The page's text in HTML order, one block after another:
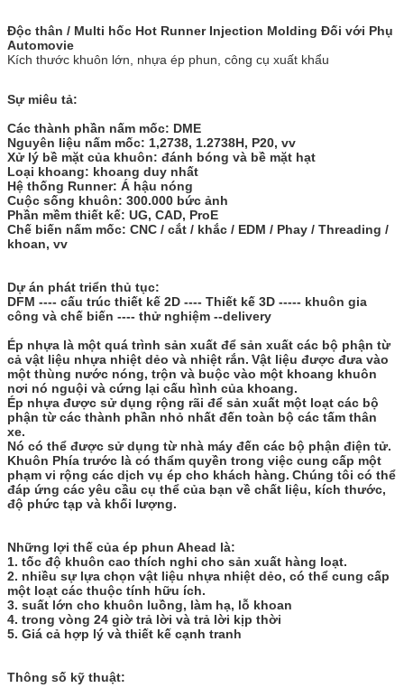
Độc thân / Multi hốc Hot Runner Injection Molding Đối với Phụ
Automovie
Kích thước khuôn lớn, nhựa ép phun, công cụ xuất khẩu
Sự miêu tả:
Các thành phần nấm mốc: DME
Nguyên liệu nấm mốc: 1,2738, 1.2738H, P20, vv
Xử lý bề mặt của khuôn: đánh bóng và bề mặt hạt
Loại khoang: khoang duy nhất
Hệ thống Runner: Á hậu nóng
Cuộc sống khuôn: 300.000 bức ảnh
Phần mềm thiết kế: UG, CAD, ProE
Chế biến nấm mốc: CNC / cắt / khắc / EDM / Phay / Threading /
khoan, vv
Dự án phát triển thủ tục:
DFM ---- cấu trúc thiết kế 2D ---- Thiết kế 3D ----- khuôn gia
công và chế biến ---- thử nghiệm --delivery
Ép nhựa là một quá trình sản xuất để sản xuất các bộ phận từ
cả vật liệu nhựa nhiệt dẻo và nhiệt rắn. Vật liệu được đưa vào
một thùng nước nóng, trộn và buộc vào một khoang khuôn
nơi nó nguội và cứng lại cấu hình của khoang.
Ép nhựa được sử dụng rộng rãi để sản xuất một loạt các bộ
phận từ các thành phần nhỏ nhất đến toàn bộ các tấm thân
xe.
Nó có thể được sử dụng từ nhà máy đến các bộ phận điện tử.
Khuôn Phía trước là có thẩm quyền trong việc cung cấp một
phạm vi rộng các dịch vụ ép cho khách hàng. Chúng tôi có thể
đáp ứng các yêu cầu cụ thể của bạn về chất liệu, kích thước,
độ phức tạp và khối lượng.
Những lợi thế của ép phun Ahead là:
1. tốc độ khuôn cao thích nghi cho sản xuất hàng loạt.
2. nhiều sự lựa chọn vật liệu nhựa nhiệt dẻo, có thể cung cấp
một loạt các thuộc tính hữu ích.
3. suất lớn cho khuôn luồng, làm hạ, lỗ khoan
4. trong vòng 24 giờ trả lời và trả lời kịp thời
5. Giá cả hợp lý và thiết kế cạnh tranh
Thông số kỹ thuật: